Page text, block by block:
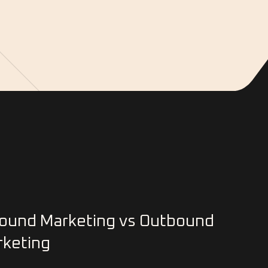
Marketing vs Outbound